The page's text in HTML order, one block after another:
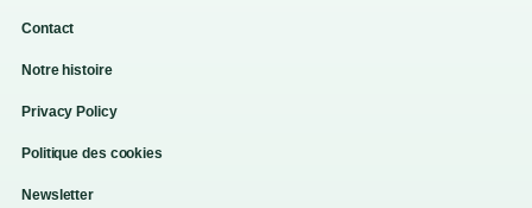
Contact
Notre histoire
Privacy Policy
Politique des cookies
Newsletter